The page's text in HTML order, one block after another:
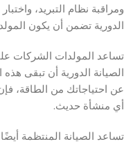
ومراقبة نظام التبريد،
الدورية تضمن أن يكون
تساعد المولدات الشركات
الصيانة الدورية أن تبقى
عن احتياجاتك من الطاقة،
أي منشأة حديث.
تساعد الصيانة المنتظمة